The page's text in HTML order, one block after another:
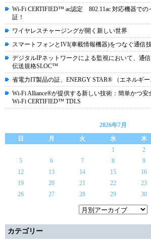
Wi-Fi CERTIFIED™ ac認定 802.11ac 対応機器での
証！
ワイヤレスチャージングが開く新しい世界
スマートフォンとIVI(車載情報機器)をつなぐ通信
デジタルIPネットワークによる監視において、通
伝送規格SLOC™
省電力IT製品の証、ENERGY STAR® （エネルギ
Wi-Fi Alliance®が提供する新しい技術：簡単かつ
Wi-Fi CERTIFIED™ TDLS
2026年7月
日
月 火 水 木
1
2
5
6 7 8 9
12
13 14 15 16
19
20 21 22 23
26
27 28 29 30
カテゴリー